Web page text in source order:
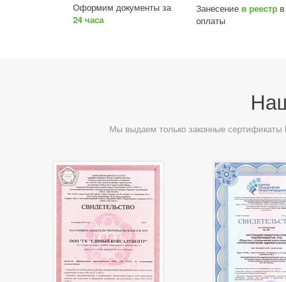
Оформим документы за
24 часа
Занесение в реестрв
оплаты
Мы выдаем только законные